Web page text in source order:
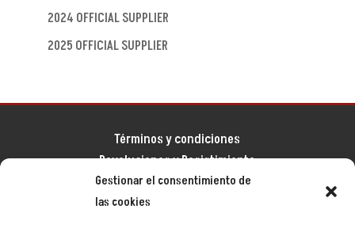
Gestionar el consentimiento de
las cookies
2024 OFFICIAL SUPPLIER
2025 OFFICIAL SUPPLIER
Términos y condiciones
Devoluciones y Desistimiento
Aviso legal
Política de privacidad